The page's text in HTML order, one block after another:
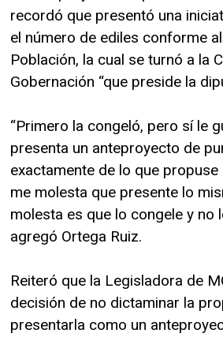
recordó que presentó una
el número de ediles conforme
Población, la cual se turnó a la
Gobernación “que preside la
“Primero la congeló, pero sí le
presenta un anteproyecto de
exactamente de lo que propuse
me molesta que presente lo
molesta es que lo congele y no
agregó Ortega Ruiz.
Reiteró que la Legisladora de
decisión de no dictaminar la
presentarla como un